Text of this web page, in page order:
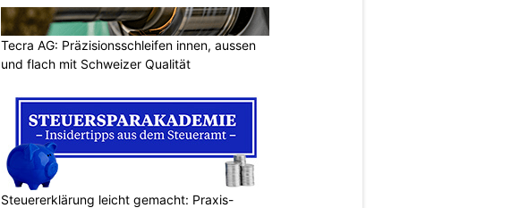
Tecra AG: Präzisionsschleifen innen, aussen
und flach mit Schweizer Qualität
Steuererklärung leicht gemacht: Praxis-